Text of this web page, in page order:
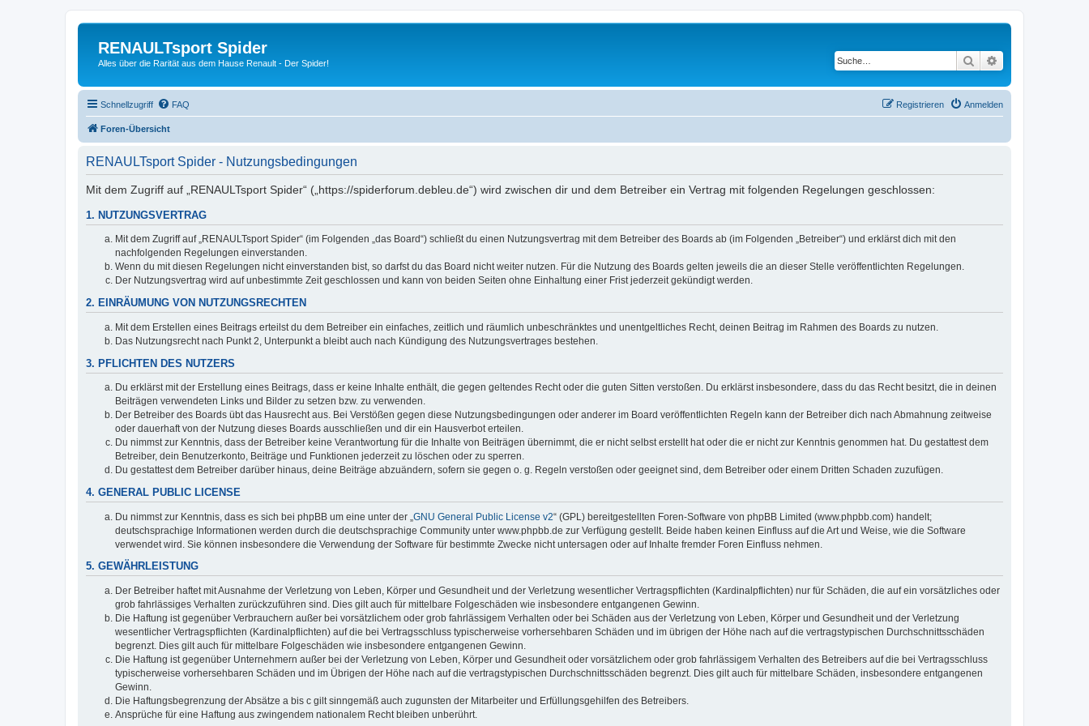
RENAULTsport Spider
Alles über die Rarität aus dem Hause Renault - Der Spider! Suche
Schnellzugriff FAQ Anmelden
Registrieren
Foren-Übersicht
RENAULTsport Spider - Nutzungsbedingungen
Mit dem Zugriff auf „RENAULTsport Spider“ („https://spiderforum.debleu.de“) wird zwischen dir und dem Betreiber ein Vertrag mit folgenden Regelungen geschlossen:
1. NUTZUNGSVERTRAG
Mit dem Zugriff auf „RENAULTsport Spider“ (im Folgenden „das Board“) schließt du einen Nutzungsvertrag mit dem Betreiber des Boards ab (im Folgenden „Betreiber“) und erklärst dich mit den
nachfolgenden Regelungen einverstanden.
Wenn du mit diesen Regelungen nicht einverstanden bist, so darfst du das Board nicht weiter nutzen. Für die Nutzung des Boards gelten jeweils die an dieser Stelle veröffentlichten Regelungen.
Der Nutzungsvertrag wird auf unbestimmte Zeit geschlossen und kann von beiden Seiten ohne Einhaltung einer Frist jederzeit gekündigt werden.
2. EINRÄUMUNG VON NUTZUNGSRECHTEN
Mit dem Erstellen eines Beitrags erteilst du dem Betreiber ein einfaches, zeitlich und räumlich unbeschränktes und unentgeltliches Recht, deinen Beitrag im Rahmen des Boards zu nutzen.
Das Nutzungsrecht nach Punkt 2, Unterpunkt a bleibt auch nach Kündigung des Nutzungsvertrages bestehen.
3. PFLICHTEN DES NUTZERS
Du erklärst mit der Erstellung eines Beitrags, dass er keine Inhalte enthält, die gegen geltendes Recht oder die guten Sitten verstoßen. Du erklärst insbesondere, dass du das Recht besitzt, die in deinen
Beiträgen verwendeten Links und Bilder zu setzen bzw. zu verwenden.
Der Betreiber des Boards übt das Hausrecht aus. Bei Verstößen gegen diese Nutzungsbedingungen oder anderer im Board veröffentlichten Regeln kann der Betreiber dich nach Abmahnung zeitweise
oder dauerhaft von der Nutzung dieses Boards ausschließen und dir ein Hausverbot erteilen.
Du nimmst zur Kenntnis, dass der Betreiber keine Verantwortung für die Inhalte von Beiträgen übernimmt, die er nicht selbst erstellt hat oder die er nicht zur Kenntnis genommen hat. Du gestattest dem
Betreiber, dein Benutzerkonto, Beiträge und Funktionen jederzeit zu löschen oder zu sperren.
Du gestattest dem Betreiber darüber hinaus, deine Beiträge abzuändern, sofern sie gegen o. g. Regeln verstoßen oder geeignet sind, dem Betreiber oder einem Dritten Schaden zuzufügen.
4. GENERAL PUBLIC LICENSE
Du nimmst zur Kenntnis, dass es sich bei phpBB um eine unter der „ GNU General Public License v2“ (GPL) bereitgestellten Foren-Software von phpBB Limited (www.phpbb.com) handelt;
deutschsprachige Informationen werden durch die deutschsprachige Community unter www.phpbb.de zur Verfügung gestellt. Beide haben keinen Einfluss auf die Art und Weise, wie die Software
verwendet wird. Sie können insbesondere die Verwendung der Software für bestimmte Zwecke nicht untersagen oder auf Inhalte fremder Foren Einfluss nehmen.
5. GEWÄHRLEISTUNG
Der Betreiber haftet mit Ausnahme der Verletzung von Leben, Körper und Gesundheit und der Verletzung wesentlicher Vertragspflichten (Kardinalpflichten) nur für Schäden, die auf ein vorsätzliches oder
grob fahrlässiges Verhalten zurückzuführen sind. Dies gilt auch für mittelbare Folgeschäden wie insbesondere entgangenen Gewinn.
Die Haftung ist gegenüber Verbrauchern außer bei vorsätzlichem oder grob fahrlässigem Verhalten oder bei Schäden aus der Verletzung von Leben, Körper und Gesundheit und der Verletzung
wesentlicher Vertragspflichten (Kardinalpflichten) auf die bei Vertragsschluss typischerweise vorhersehbaren Schäden und im übrigen der Höhe nach auf die vertragstypischen Durchschnittsschäden
begrenzt. Dies gilt auch für mittelbare Folgeschäden wie insbesondere entgangenen Gewinn.
Die Haftung ist gegenüber Unternehmern außer bei der Verletzung von Leben, Körper und Gesundheit oder vorsätzlichem oder grob fahrlässigem Verhalten des Betreibers auf die bei Vertragsschluss
typischerweise vorhersehbaren Schäden und im Übrigen der Höhe nach auf die vertragstypischen Durchschnittsschäden begrenzt. Dies gilt auch für mittelbare Schäden, insbesondere entgangenen
Gewinn.
Die Haftungsbegrenzung der Absätze a bis c gilt sinngemäß auch zugunsten der Mitarbeiter und Erfüllungsgehilfen des Betreibers.
Ansprüche für eine Haftung aus zwingendem nationalem Recht bleiben unberührt.